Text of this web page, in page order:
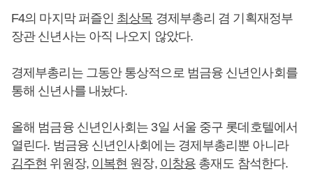
F4의 마지막 퍼즐인 최상목 경제부총리 겸 기획재정부
장관 신년사는 아직 나오지 않았다.
경제부총리는 그동안 통상적으로 범금융 신년인사회를
통해 신년사를 내놨다.
올해 범금융 신년인사회는 3일 서울 중구 롯데호텔에서
열린다. 범금융 신년인사회에는 경제부총리뿐 아니라
김주현 위원장, 이복현 원장, 이창용 총재도 참석한다.